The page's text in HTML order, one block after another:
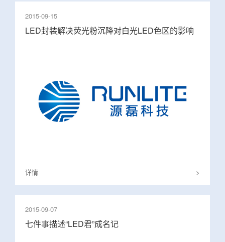
2015-09-15
LED封装解决荧光粉沉降对白光LED色区的影响
详情 >
2015-09-07
七件事描述“LED君”成名记